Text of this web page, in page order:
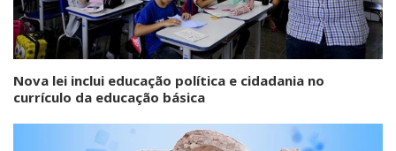
Nova lei inclui educação política e cidadania no
currículo da educação básica